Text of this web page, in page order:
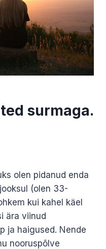
surmaga.
olen pidanud enda
(olen 33-
kui kahel käel
ära viinud
ja haigused. Nende
nooruspõlve